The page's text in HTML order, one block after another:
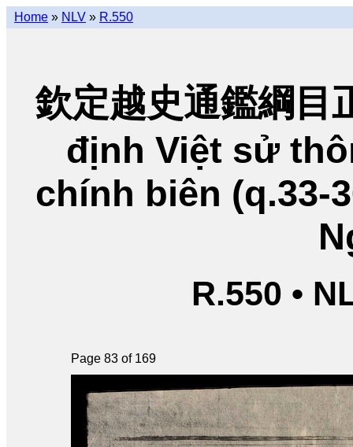
Home » NLV » R.550
欽定越史通鑑綱目
định Việt sử
chính biên (q.33-
R.550 •
Page 83 of 169